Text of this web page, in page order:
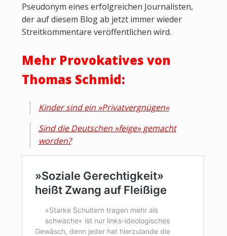
Pseudonym eines erfolgreichen Journalisten,
der auf diesem Blog ab jetzt immer wieder
Streitkommentare veröffentlichen wird.
Mehr Provokatives von
Thomas Schmid:
Kinder sind ein »Privatvergnügen«
Sind die Deutschen »feige» gemacht
worden?